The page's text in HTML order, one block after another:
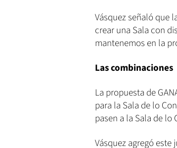
Vásquez señaló que
crear una Sala con
mantenemos en la
Las combinaciones
La propuesta de
para la Sala de lo
pasen a la Sala de lo
Vásquez agregó este